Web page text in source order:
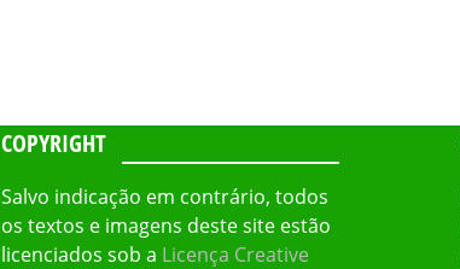
COPYRIGHT
Salvo indicação em contrário, todos
os textos e imagens deste site estão
licenciados sob a Licença Creative